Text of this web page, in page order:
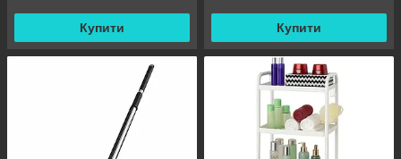
Купити Купити